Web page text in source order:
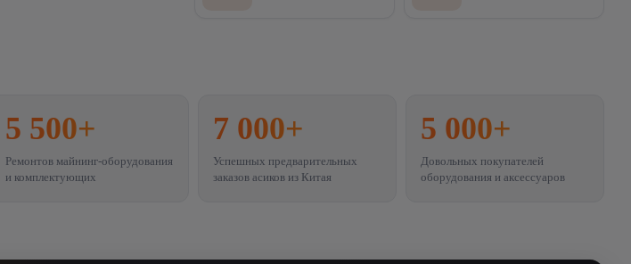
5 500+
Ремонтов майнинг-оборудования
и комплектующих
7 000+
Успешных предварительных
заказов асиков из Китая
5 000+
Довольных покупателей
оборудования и аксессуаров